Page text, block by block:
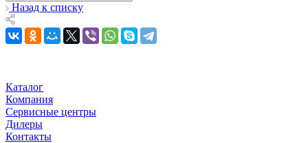
Назад к списку
Каталог
Компания
Сервисные центры
Дилеры
Контакты